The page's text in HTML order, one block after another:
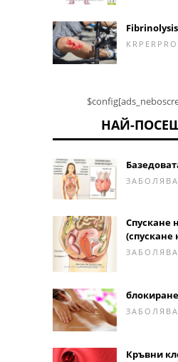
Fibrinolysis
НАЙ-
Спускане
(спускане
Кръвни